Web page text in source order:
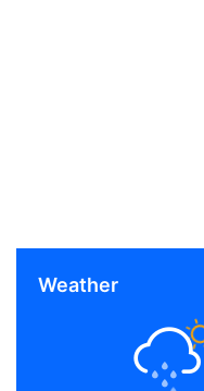
Weather